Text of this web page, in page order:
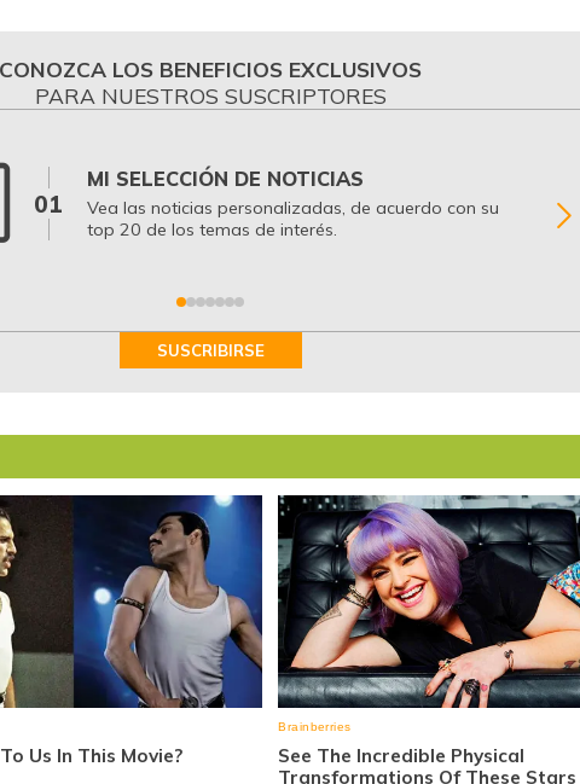
CONOZCA LOS BENEFICIOS EXCLUSIVOS
PARA NUESTROS SUSCRIPTORES
01
MI SELECCIÓN DE NOTICIAS
Vea las noticias personalizadas, de acuerdo con su
top 20 de los temas de interés.
SUSCRIBIRSE